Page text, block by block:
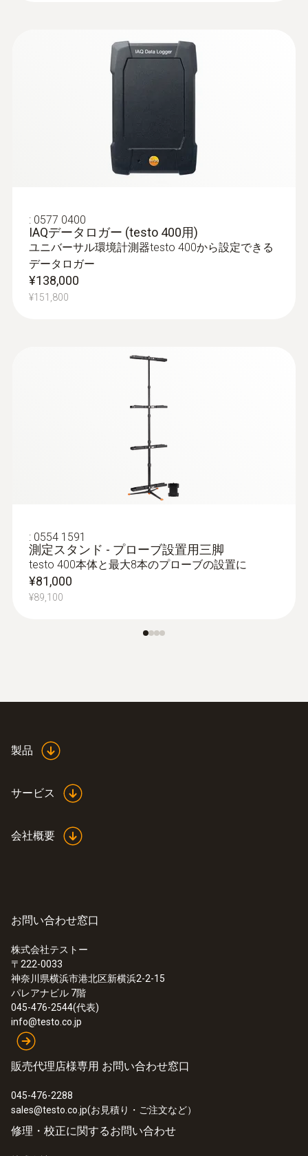
: 0577 0400
IAQデータロガー (testo 400用)
ユニバーサル環境計測器testo 400から設定できる
データロガー
¥138,000
¥151,800
: 0554 1591
測定スタンド - プローブ設置用三脚
testo 400本体と最大8本のプローブの設置に
¥81,000
¥89,100
製品
サービス
会社概要
お問い合わせ窓口
株式会社テストー
〒222-0033
神奈川県横浜市港北区新横浜2-2-15
パレアナビル 7階
045-476-2544(代表)
info@testo.co.jp
販売代理店様専用 お問い合わせ窓口
045-476-2288
sales@testo.co.jp(お見積り・ご注文など）
修理・校正に関するお問い合わせ